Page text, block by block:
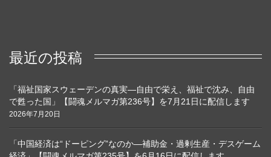
最近の投稿
「福祉国家スウェーデンの真実―自由で栄え、福祉で沈み、自由
で甦った国」【闘魂メルマガ第236号】を7月21日に配信します
2026年7月20日
「中国経済は“ドーピング”なのか―補助金・過剰生産・デスゲーム